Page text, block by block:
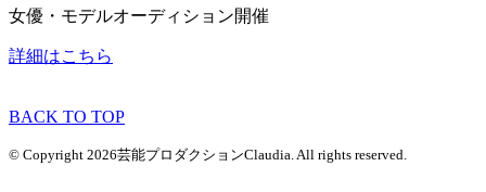
女優・モデルオーディション開催
詳細はこちら
BACK TO TOP
© Copyright 2026芸能プロダクションClaudia. All rights reserved.